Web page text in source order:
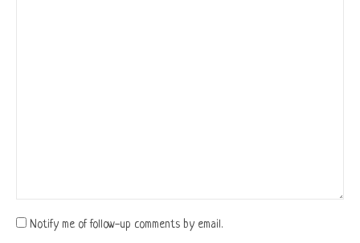
Notify me of follow-up comments by email.